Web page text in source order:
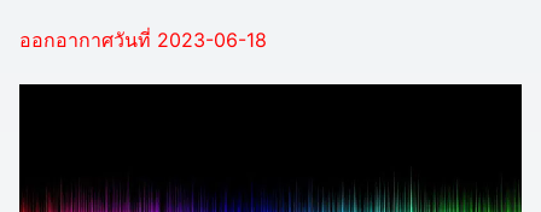
ออกอากาศวันที่ 2023-06-18